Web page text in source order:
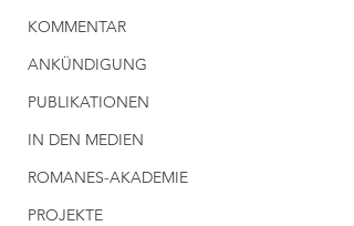
KOMMENTAR
ANKÜNDIGUNG
PUBLIKATIONEN
IN DEN MEDIEN
ROMANES-AKADEMIE
PROJEKTE